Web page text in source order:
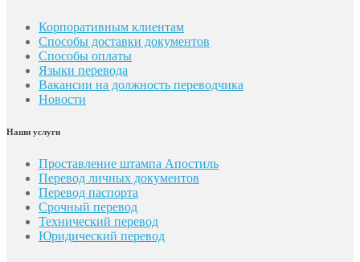
Корпоративным клиентам
Способы доставки документов
Способы оплаты
Языки перевода
Вакансии на должность переводчика
Новости
Наши услуги
Проставление штампа Апостиль
Перевод личных документов
Перевод паспорта
Срочный перевод
Технический перевод
Юридический перевод